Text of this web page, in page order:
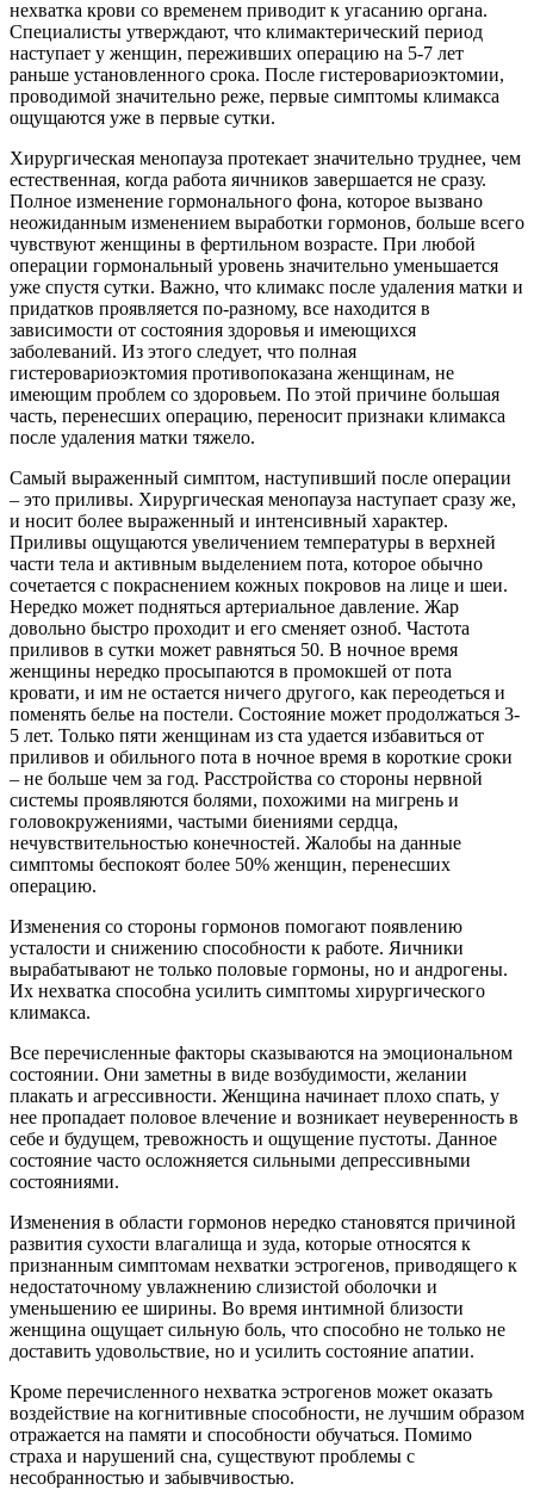
нехватка крови со временем приводит к угасанию органа.
Специалисты утверждают, что климактерический период
наступает у женщин, переживших операцию на 5-7 лет
раньше установленного срока. После гистеровариоэктомии,
проводимой значительно реже, первые симптомы климакса
ощущаются уже в первые сутки.
Хирургическая менопауза протекает значительно труднее, чем
естественная, когда работа яичников завершается не сразу.
Полное изменение гормонального фона, которое вызвано
неожиданным изменением выработки гормонов, больше всего
чувствуют женщины в фертильном возрасте. При любой
операции гормональный уровень значительно уменьшается
уже спустя сутки. Важно, что климакс после удаления матки и
придатков проявляется по-разному, все находится в
зависимости от состояния здоровья и имеющихся
заболеваний. Из этого следует, что полная
гистеровариоэктомия противопоказана женщинам, не
имеющим проблем со здоровьем. По этой причине большая
часть, перенесших операцию, переносит признаки климакса
после удаления матки тяжело.
Самый выраженный симптом, наступивший после операции
– это приливы. Хирургическая менопауза наступает сразу же,
и носит более выраженный и интенсивный характер.
Приливы ощущаются увеличением температуры в верхней
части тела и активным выделением пота, которое обычно
сочетается с покраснением кожных покровов на лице и шеи.
Нередко может подняться артериальное давление. Жар
довольно быстро проходит и его сменяет озноб. Частота
приливов в сутки может равняться 50. В ночное время
женщины нередко просыпаются в промокшей от пота
кровати, и им не остается ничего другого, как переодеться и
поменять белье на постели. Состояние может продолжаться 3-
5 лет. Только пяти женщинам из ста удается избавиться от
приливов и обильного пота в ночное время в короткие сроки
– не больше чем за год. Расстройства со стороны нервной
системы проявляются болями, похожими на мигрень и
головокружениями, частыми биениями сердца,
нечувствительностью конечностей. Жалобы на данные
симптомы беспокоят более 50% женщин, перенесших
операцию.
Изменения со стороны гормонов помогают появлению
усталости и снижению способности к работе. Яичники
вырабатывают не только половые гормоны, но и андрогены.
Их нехватка способна усилить симптомы хирургического
климакса.
Все перечисленные факторы сказываются на эмоциональном
состоянии. Они заметны в виде возбудимости, желании
плакать и агрессивности. Женщина начинает плохо спать, у
нее пропадает половое влечение и возникает неуверенность в
себе и будущем, тревожность и ощущение пустоты. Данное
состояние часто осложняется сильными депрессивными
состояниями.
Изменения в области гормонов нередко становятся причиной
развития сухости влагалища и зуда, которые относятся к
признанным симптомам нехватки эстрогенов, приводящего к
недостаточному увлажнению слизистой оболочки и
уменьшению ее ширины. Во время интимной близости
женщина ощущает сильную боль, что способно не только не
доставить удовольствие, но и усилить состояние апатии.
Кроме перечисленного нехватка эстрогенов может оказать
воздействие на когнитивные способности, не лучшим образом
отражается на памяти и способности обучаться. Помимо
страха и нарушений сна, существуют проблемы с
несобранностью и забывчивостью.